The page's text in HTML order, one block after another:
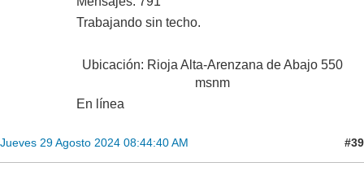
Trabajando sin techo.
Ubicación: Rioja Alta-Arenzana de Abajo 550
msnm
En línea
Jueves 29 Agosto 2024 08:44:40 AM #39